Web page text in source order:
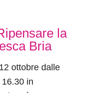
la
Bria
ottobre dalle
in